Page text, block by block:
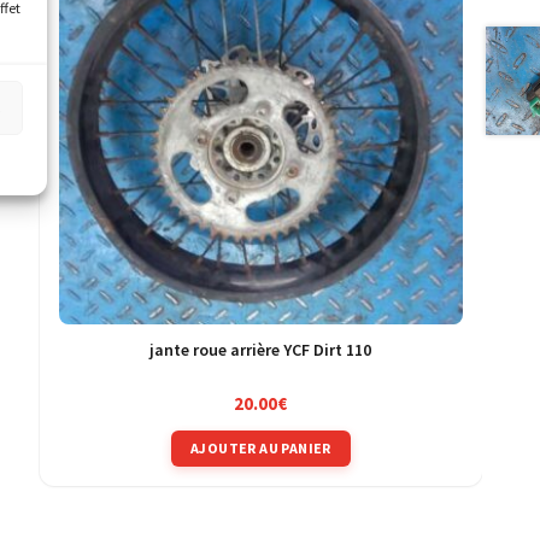
jante roue arrière YCF Dirt 110
20.00€
AJOUTER AU PANIER